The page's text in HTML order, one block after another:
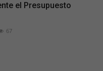
el Presupuesto
67